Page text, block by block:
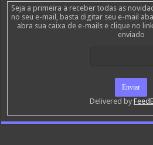
Seja a primeira a receber todas as
no seu e-mail, basta digitar seu e-mail
abra sua caixa de e-mails e clique no
enviado
Delivered by